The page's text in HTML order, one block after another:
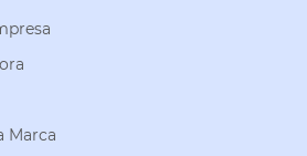
Marca